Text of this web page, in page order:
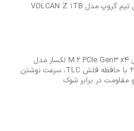
اس اس دی اینترنال تیم گروپ مدل VOLCAN Z 1TB
حافظه SSD اینترنال M.2 PCIe Gen3 x4 لکسار مدل
NM620 ظرفیت 2TB با حافظه فلش TLC، سرعت نوشتن